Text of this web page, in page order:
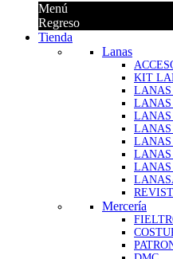
Menú
Regreso
Tienda
Lanas
KIT
LANAS
LANAS
LANAS
Mercería